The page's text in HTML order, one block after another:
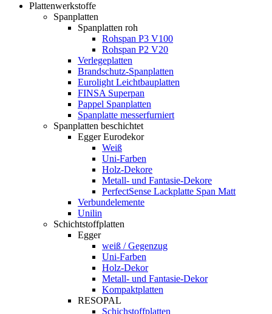
Plattenwerkstoffe
Spanplatten
Spanplatten roh
Rohspan P3 V100
Rohspan P2 V20
Verlegeplatten
Brandschutz-Spanplatten
Eurolight Leichtbauplatten
FINSA Superpan
Pappel Spanplatten
Spanplatte messerfurniert
Spanplatten beschichtet
Egger Eurodekor
Weiß
Uni-Farben
Holz-Dekore
Metall- und Fantasie-Dekore
PerfectSense Lackplatte Span Matt
Verbundelemente
Unilin
Schichtstoffplatten
Egger
weiß / Gegenzug
Uni-Farben
Holz-Dekor
Metall- und Fantasie-Dekor
Kompaktplatten
RESOPAL
Schichstoffplatten